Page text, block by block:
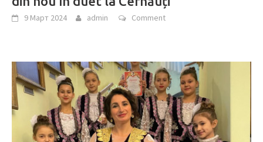
9 Март 2024 admin Comment